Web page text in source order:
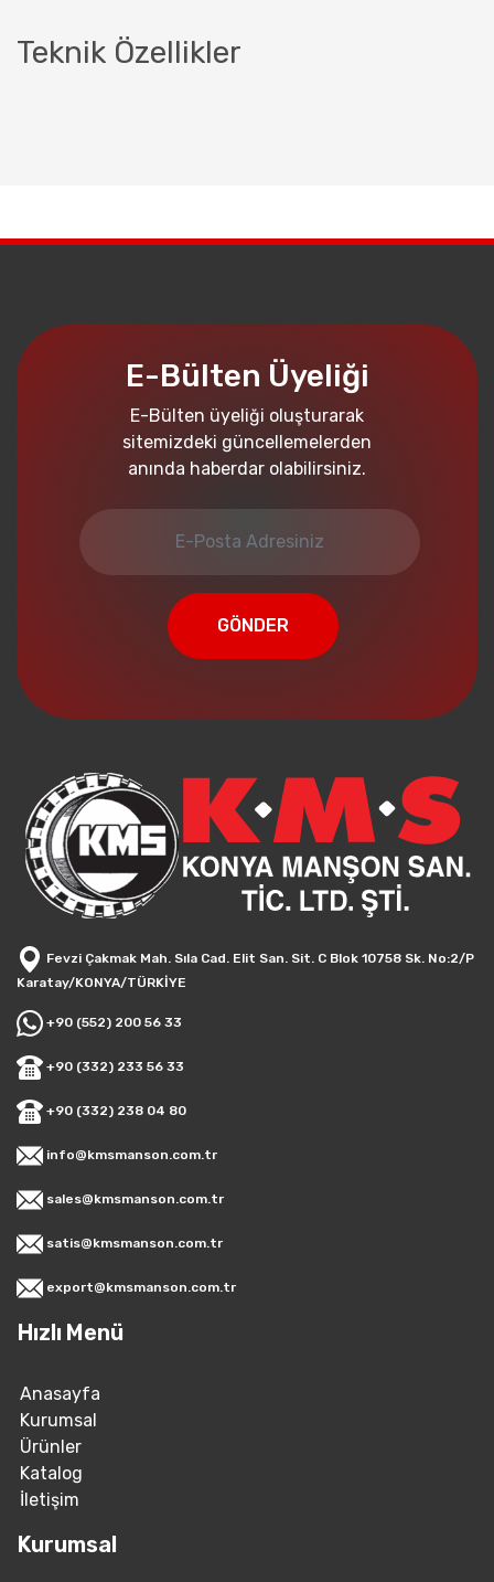
Teknik Özellikler
E-Bülten Üyeliği
E-Bülten üyeliği oluşturarak
sitemizdeki güncellemelerden
anında haberdar olabilirsiniz.
GÖNDER
Fevzi Çakmak Mah. Sıla Cad. Elit San. Sit. C Blok 10758 Sk. No:2/P
Karatay/KONYA/TÜRKİYE
+90 (552) 200 56 33
+90 (332) 233 56 33
+90 (332) 238 04 80
info@kmsmanson.com.tr
sales@kmsmanson.com.tr
satis@kmsmanson.com.tr
export@kmsmanson.com.tr
Hızlı Menü
Anasayfa
Kurumsal
Ürünler
Katalog
İletişim
Kurumsal